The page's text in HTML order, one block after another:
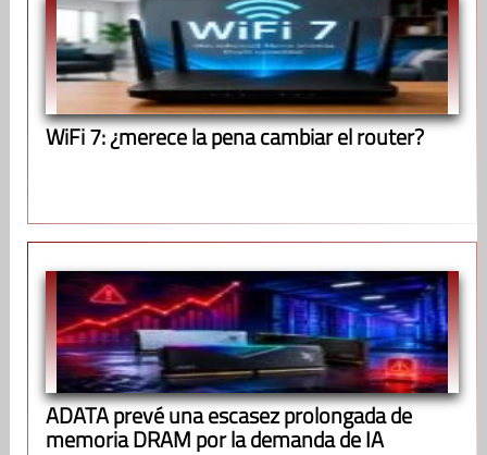
WiFi 7: ¿merece la pena cambiar el router?
ADATA prevé una escasez prolongada de
memoria DRAM por la demanda de IA